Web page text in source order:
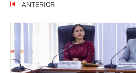
ANTERIOR